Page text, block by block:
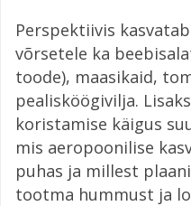
Perspektiivis
võrsetele ka
toode), maasikaid,
pealisköögivilja.
koristamise käigus
mis aeropoonilise
puhas ja millest
tootma hummust ja